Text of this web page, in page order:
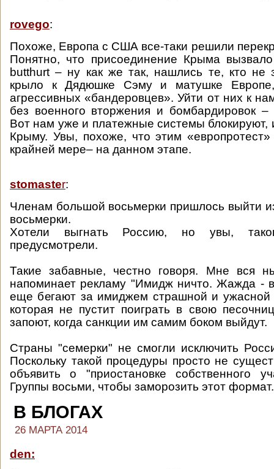
rovego:
Похоже, Европа с США все-таки решили
Понятно, что присоединение Крыма
butthurt – ну как же так, нашлись те, кто не
крыло к Дядюшке Сэму и матушке
агрессивных «бандеровцев». Уйти от них к
без военного вторжения и бомбардировок
Вот нам уже и платежные системы блокируют,
Крыму. Увы, похоже, что этим «европротест»
крайней мере– на данном этапе.
stomaster:
Членам большой восьмерки пришлось выйти
восьмерки.
Хотели выгнать Россию, но увы,
предусмотрели.
Такие забавные, честно говоря. Мне вся
напоминает рекламу "Имидж ничто. Жажда -
еще бегают за имиджем страшной и ужасной
которая не пустит поиграть в свою
запоют, когда санкции им самим боком выйдут.
Страны "семерки" не смогли исключить
Поскольку такой процедуры просто не
объявить о "приостановке собственного
Группы восьми, чтобы заморозить этот формат.
В БЛОГАХ
26 МАРТА 2014
den: